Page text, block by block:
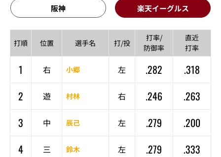
阪神 楽天イーグルス
打順 位置 選手名 打/投
打率/
防御率
直近
打率
1 右 小郷 左 .282
.318
2
遊 村林 右 .246
.263
3
中 辰己 左 .279
.200
4
三 鈴木 左 .279
.333